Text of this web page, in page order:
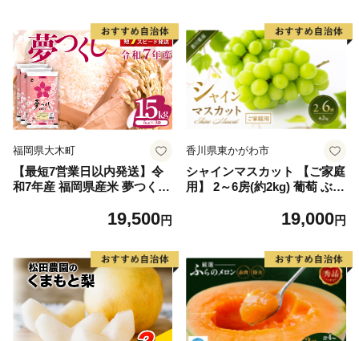
(H083106)
福岡県大木町
【最短7営業日以内発送】令
和7年産 福岡県産米 夢つくし
19,500円
香川県東かがわ市
シャインマスカット 【ご家庭
用】 2～6房(約2kg) 葡萄 ぶど
もの 果実 旬の果物 旬のフル
19,000円